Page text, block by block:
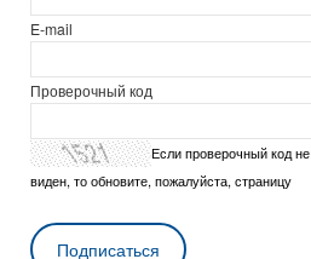
E-mail
Проверочный код
Если проверочный код не
виден, то обновите, пожалуйста, страницу